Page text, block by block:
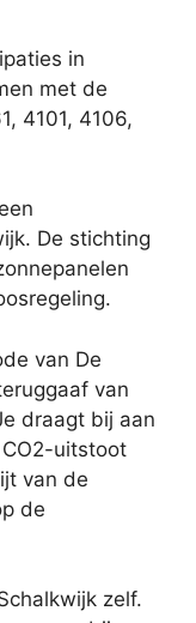
met de
4101, 4106,
De stichting
van
draagt bij aan
uitstoot
van de
de